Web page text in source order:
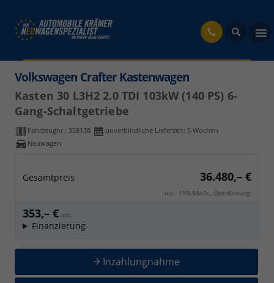
Volkswagen Crafter Kastenwagen
Kasten 30 L3H2 2.0 TDI 103kW (140 PS) 6-
Gang-Schaltgetriebe
Fahrzeugnr.: 358138 unverbindliche Lieferzeit: 5 Wochen
Neuwagen
Gesamtpreis 36.480,– €
incl. 19% MwSt., Überführung.
353,– € mtl.
Finanzierung
Inzahlungnahme